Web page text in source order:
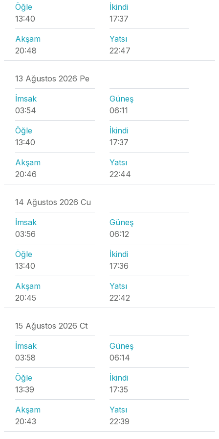
Öğle
13:40
İkindi
17:37
Akşam
20:48
Yatsı
22:47
13 Ağustos 2026 Pe
İmsak
03:54
Güneş
06:11
Öğle
13:40
İkindi
17:37
Akşam
20:46
Yatsı
22:44
14 Ağustos 2026 Cu
İmsak
03:56
Güneş
06:12
Öğle
13:40
İkindi
17:36
Akşam
20:45
Yatsı
22:42
15 Ağustos 2026 Ct
İmsak
03:58
Güneş
06:14
Öğle
13:39
İkindi
17:35
Akşam
20:43
Yatsı
22:39